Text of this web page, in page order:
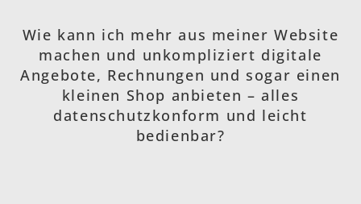
Wie kann ich mehr aus meiner Website
machen und unkompliziert digitale
Angebote, Rechnungen und sogar einen
kleinen Shop anbieten – alles
datenschutzkonform und leicht
bedienbar?